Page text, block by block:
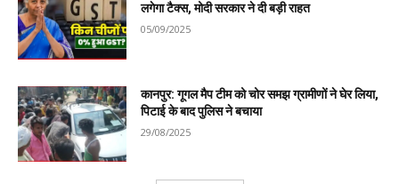
लगेगा टैक्स, मोदी सरकार ने दी बड़ी राहत
05/09/2025
कानपुर: गूगल मैप टीम को चोर समझ ग्रामीणों ने घेर लिया,
पिटाई के बाद पुलिस ने बचाया
29/08/2025